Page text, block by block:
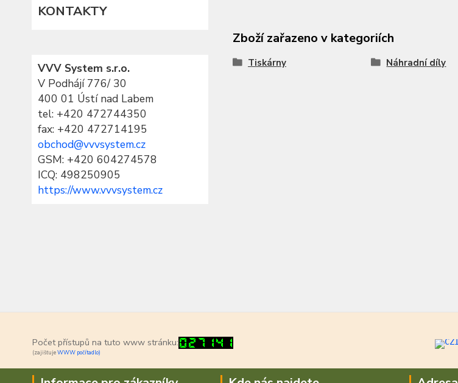
KONTAKTY
VVV System s.r.o.
V Podhájí 776/ 30
400 01 Ústí nad Labem
tel: +420 472744350
fax: +420 472714195
obchod@vvvsystem.cz
GSM: +420 604274578
ICQ: 498250905
https://www.vvvsystem.cz
Zboží zařazeno v kategoriích
Tiskárny Náhradní díly
Počet přístupů na tuto www stránku:
(zajišťujeWWW počítadlo)